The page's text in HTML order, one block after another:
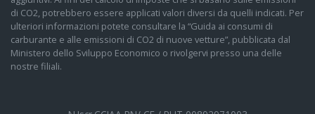
di CO2, potrebbero essere applicati valori diversi da quelli indicati. Per
ulteriori informazioni potete consultare la “Guida ai consumi di
carburante e alle emissioni di CO2 di nuove vetture”, pubblicata dal
Ministero dello Sviluppo Economico o rivolgervi presso una delle
nostre filiali.